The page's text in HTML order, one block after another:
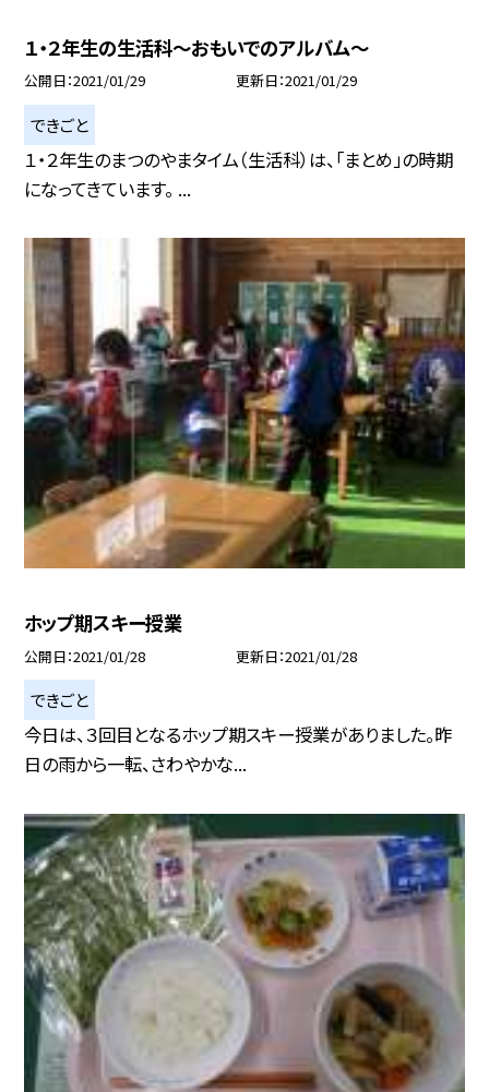
１・２年生の生活科〜おもいでのアルバム〜
公開日 2021/01/29 更新日 2021/01/29
できごと
１・２年生のまつのやまタイム（生活科）は、「まとめ」の時期
になってきています。 ...
ホップ期スキー授業
公開日 2021/01/28 更新日 2021/01/28
できごと
今日は、３回目となるホップ期スキー授業がありました。昨
日の雨から一転、さわやかな...